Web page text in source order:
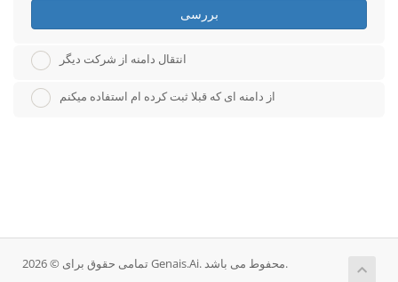
بررسی
انتقال دامنه از شرکت دیگر
از دامنه ای که قبلا ثبت کرده ام استفاده میکنم
تمامی حقوق برای © 2026 Genais.Ai. محفوط می باشد.